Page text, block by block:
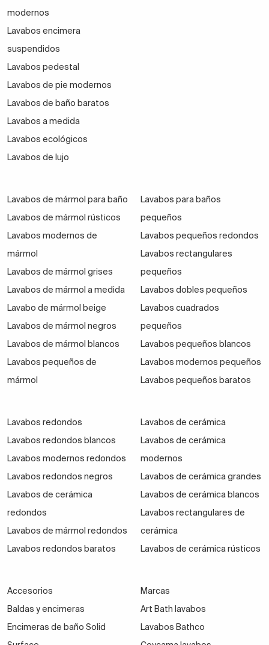
modernos
Lavabos encimera
suspendidos
Lavabos pedestal
Lavabos de pie modernos
Lavabos de baño baratos
Lavabos a medida
Lavabos ecológicos
Lavabos de lujo
Lavabos de mármol para baño
Lavabos de mármol rústicos
Lavabos modernos de
mármol
Lavabos de mármol grises
Lavabos de mármol a medida
Lavabo de mármol beige
Lavabos de mármol negros
Lavabos de mármol blancos
Lavabos pequeños de
mármol
Lavabos para baños
pequeños
Lavabos pequeños redondos
Lavabos rectangulares
pequeños
Lavabos dobles pequeños
Lavabos cuadrados
pequeños
Lavabos pequeños blancos
Lavabos modernos pequeños
Lavabos pequeños baratos
Lavabos redondos
Lavabos redondos blancos
Lavabos modernos redondos
Lavabos redondos negros
Lavabos de cerámica
redondos
Lavabos de mármol redondos
Lavabos redondos baratos
Lavabos de cerámica
Lavabos de cerámica
modernos
Lavabos de cerámica grandes
Lavabos de cerámica blancos
Lavabos rectangulares de
cerámica
Lavabos de cerámica rústicos
Accesorios
Baldas y encimeras
Encimeras de baño Solid
Marcas
Art Bath lavabos
Lavabos Bathco